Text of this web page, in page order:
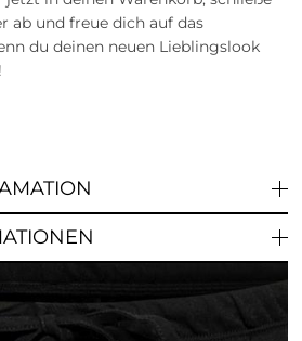
ab und freue dich auf das
du deinen neuen Lieblingslook